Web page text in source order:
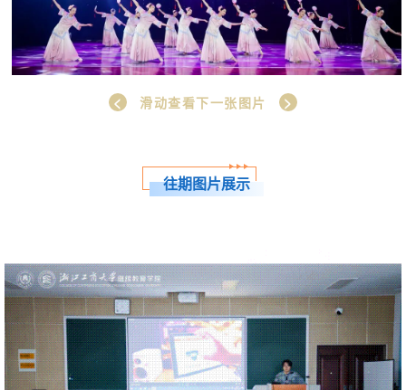
< 滑动查看下一张图片 >
往期图片展示